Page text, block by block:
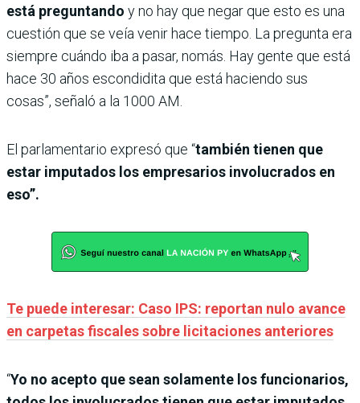
está preguntando y no hay que negar que esto es una
cuestión que se veía venir hace tiempo. La pregunta era
siempre cuándo iba a pasar, nomás. Hay gente que está
hace 30 años escondidita que está haciendo sus
cosas”, señaló a la 1000 AM.
El parlamentario expresó que “también tienen que
estar imputados los empresarios involucrados en
eso”.
Te puede interesar: Caso IPS: reportan nulo avance
en carpetas fiscales sobre licitaciones anteriores
“Yo no acepto que sean solamente los funcionarios,